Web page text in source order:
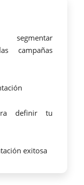
campañas
definir tu
exitosa